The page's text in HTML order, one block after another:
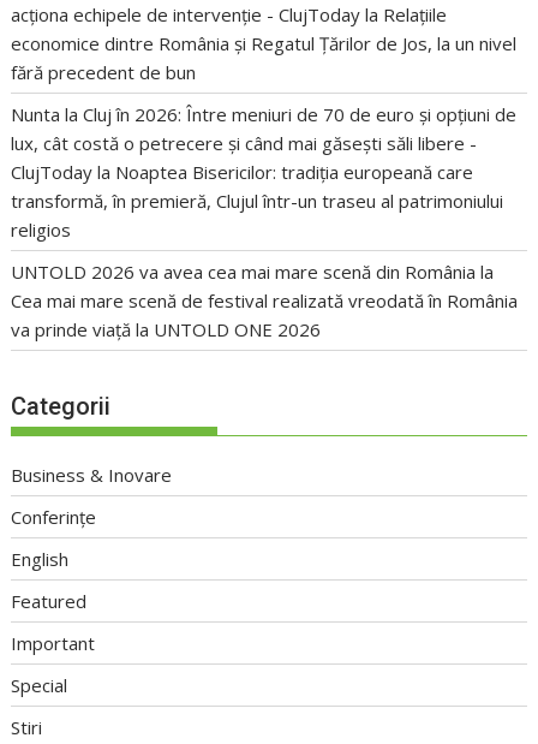
acționa echipele de intervenție - ClujToday la Relațiile
economice dintre România și Regatul Țărilor de Jos, la un nivel
fără precedent de bun
Nunta la Cluj în 2026: Între meniuri de 70 de euro și opțiuni de
lux, cât costă o petrecere și când mai găsești săli libere -
ClujToday la Noaptea Bisericilor: tradiția europeană care
transformă, în premieră, Clujul într-un traseu al patrimoniului
religios
UNTOLD 2026 va avea cea mai mare scenă din România la
Cea mai mare scenă de festival realizată vreodată în România
va prinde viață la UNTOLD ONE 2026
Categorii
Business & Inovare
Conferințe
English
Featured
Important
Special
Stiri